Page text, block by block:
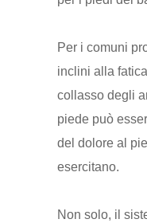
Per i comuni
inclini alla
collasso degli
piede può
del dolore al
esercitano.
Non solo, il